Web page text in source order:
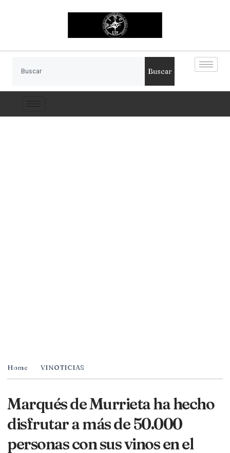
Buscar
Home VINOTICIAS
Marqués de Murrieta ha hecho
disfrutar a más de 50.000
personas con sus vinos en el